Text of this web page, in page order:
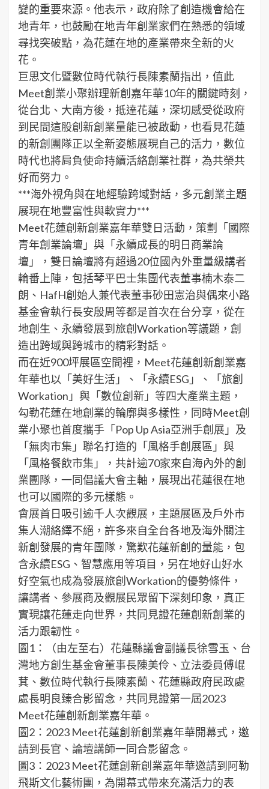
變的重要來源。他表示，政府除了創造機會給在
地青年，也鼓勵在地青年創業家們在熟悉的領域
尋找突破點，為花蓮在地的產業帶來全新的火
花。
巨思文化暨數位時代執行長陳素蘭指出，值此
Meet創業小聚辦理新創嘉年華10年的關鍵時刻，
從台北、大南方後，抵達花蓮，深切感受從政府
到民間這股創新創業量能已被啟動，也看見花蓮
的新創團隊正以全新姿態展現自己的活力，數位
時代也將肩負使命持續活絡創業社群，為共榮共
好而努力。
***海外視角與在地經驗跨域對話，多元創業主題
展現在地豐富性與軟實力***
Meet花蓮創新創業嘉年華雙日活動，策劃「國際
青年創業論壇」與「永續成長的明日商業論
壇」，雙日論壇將有超過20位國內外重量級講者
輪番上陣，包括琴平巴士集團代表董事楠木泰二
朗、HafH創始人兼代表董事砂田憲治與偶來小路
基金會執行長安殷周等都是首次在台分享，從在
地創生、永續發展到旅創Workation等議題，創
造出跨域與跨城市的精彩對話。
而在近900坪展區空間裡，Meet花蓮創新創業嘉
年華也以「美好生活」、「永續ESG」、「旅創
Workation」與「數位創新」等四大產業主題，
勾勒花蓮在地創業的輪廓與多樣性，同時Meet創
業小聚也首度攜手「Pop Up Asia亞洲手創展」及
「無肉市集」聯名打造的「風格手創展區」與
「風格餐飲市集」，共計逾70家來自海內外的創
業團隊，一同倡議大會主軸，展現出花蓮很在地
也可以國際的多元樣態。
會展首日吸引逾千人次觀展，主題展區及戶外市
集人潮絡繹不絕，許多來自全台各地及海外關注
新創發展的青年團隊，驚歎花蓮新創的量能，包
含永續ESG、智慧應用等項目，另在地好山好水
好空氣也成為發展旅創Workation的優勢條件，
讓講者、參展商及觀展民眾留下深刻印象，真正
實現讓花蓮走向世界，共同見證花蓮創新創業的
活力跟韌性。
圖1：（由左至右）花蓮縣議會副議長徐雪玉、台
灣地方創生基金會董事長陳美伶、立法委員傅崐
萁、數位時代執行長陳素蘭、花蓮縣政府民政處
處長明良臻合影留念，共同見證第一屆2023
Meet花蓮創新創業嘉年華。
圖2：2023 Meet花蓮創新創業嘉年華開幕式，邀
請到長官、論壇講師一同合影留念。
圖3：2023 Meet花蓮創新創業嘉年華邀請到阿勒
飛斯文化藝術團，為開幕式帶來充滿活力的表